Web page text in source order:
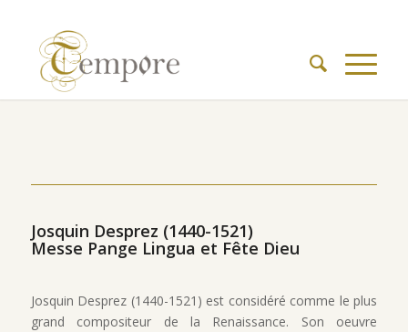
Josquin Desprez (1440-1521)
Messe Pange Lingua et Fête Dieu
Josquin Desprez (1440-1521) est considéré comme le plus
grand compositeur de la Renaissance. Son oeuvre